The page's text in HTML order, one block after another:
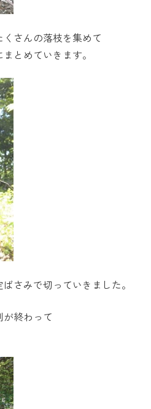
さんの落枝を集めて
とめていきます。
さみで切っていきました。
終わって